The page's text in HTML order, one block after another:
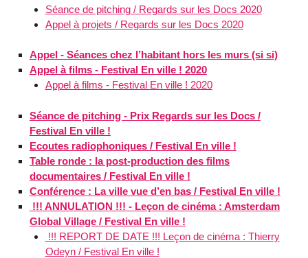
Séance de pitching / Regards sur les Docs 2020
Appel à projets / Regards sur les Docs 2020
Appel - Séances chez l’habitant hors les murs (si si)
Appel à films - Festival En ville ! 2020
Appel à films - Festival En ville ! 2020
Séance de pitching - Prix Regards sur les Docs /
Festival En ville !
Ecoutes radiophoniques / Festival En ville !
Table ronde : la post-production des films
documentaires / Festival En ville !
Conférence : La ville vue d’en bas / Festival En ville !
!!! ANNULATION !!! - Leçon de cinéma : Amsterdam
Global Village / Festival En ville !
!!! REPORT DE DATE !!! Leçon de cinéma : Thierry
Odeyn / Festival En ville !